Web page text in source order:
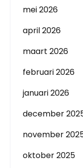
mei 2026
april 2026
maart 2026
februari 2026
januari 2026
december
november
oktober 2025